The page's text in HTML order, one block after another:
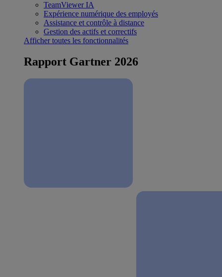
TeamViewer IA
Expérience numérique des employés
Assistance et contrôle à distance
Gestion des actifs et correctifs
Afficher toutes les fonctionnalités
Rapport Gartner 2026